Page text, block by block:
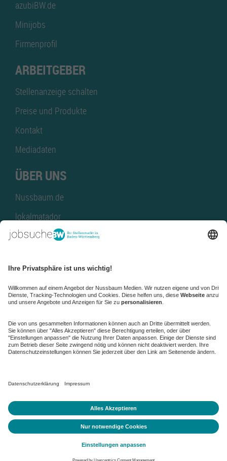
azubiBW.de
Minijobs
Firmenprofil
ARBEITGEBER
Stellenanzeige schalten
Preise und Produkte
Kontakt
Mediadaten
ÜBER UNS
Nussbaum.de
lokalmatador
kaufinBW
NussbaumID
Nussbaum Medien
de.jobble.org
Datenschutz
Datenschutz-Einstellungen ändern
Impressum